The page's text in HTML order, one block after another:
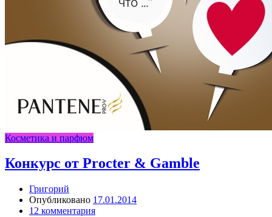
Косметика и парфюм
Конкурс от Procter & Gamble
Григорий
Опубликовано 17.01.2014
12 комментария